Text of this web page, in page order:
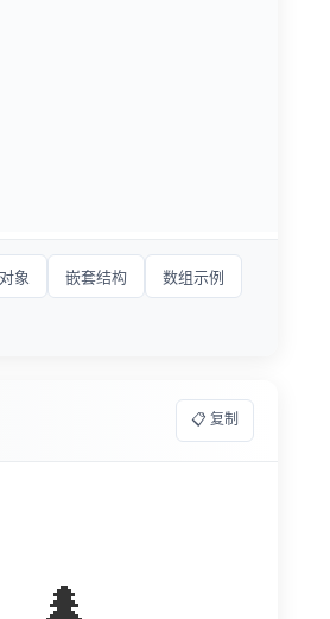
象 嵌套结构 数组示例
📋 复制